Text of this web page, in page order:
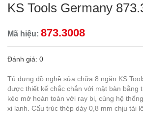
KS Tools Germany
Mã hiệu: 873.3008
Đánh giá: 0
Tủ đựng đồ nghề sửa chữa 8 ngăn KS
được thiết kế chắc chắn với mặt bàn bằng
kéo mở hoàn toàn với ray bi, cùng hệ
xi lanh. Cấu trúc thép dày 0,8 mm chịu tải